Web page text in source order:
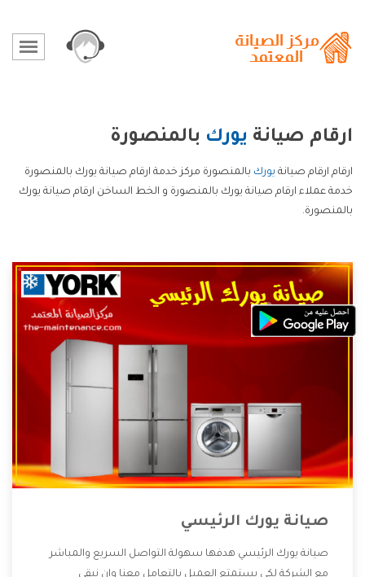
ارقام صيانة يورك بالمنصورة
ارقام ارقام صيانة يورك بالمنصورة مركز خدمة ارقام صيانة يورك بالمنصورة
خدمة عملاء ارقام صيانة يورك بالمنصورة و الخط الساخن ارقام صيانة يورك
بالمنصورة.
صيانة يورك الرئيسي
صيانة يورك الرئيسي هدفها سهولة التواصل السريع والمباشر